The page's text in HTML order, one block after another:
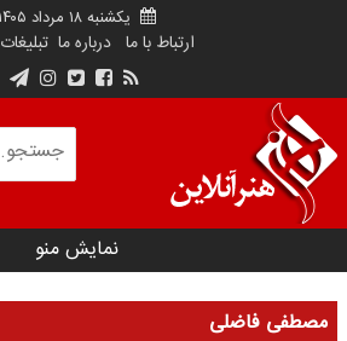
یکشنبه ۱۸ مرداد ۱۴۰۵
ارتباط با ما درباره ما تبلیغات
نمایش منو
مصطفی فاضلی